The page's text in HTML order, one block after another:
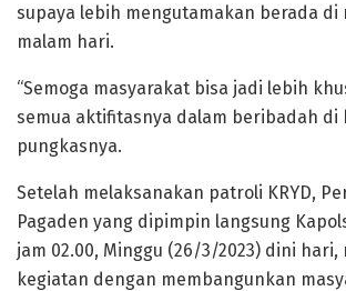
supaya lebih mengutamakan berada di
malam hari.
“Semoga masyarakat bisa jadi lebih
semua aktifitasnya dalam beribadah di
pungkasnya.
Setelah melaksanakan patroli KRYD,
Pagaden yang dipimpin langsung
jam 02.00, Minggu (26/3/2023) dini
kegiatan dengan membangunkan